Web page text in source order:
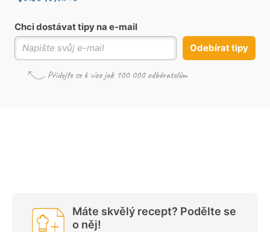
Chci dostávat tipy na e-mail
Odebírat tipy
Máte skvělý recept? Podělte se
o něj!